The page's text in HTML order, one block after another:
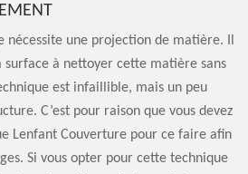
nécessite une projection de matière. Il
surface à nettoyer cette matière sans
est infaillible, mais un peu
C’est pour raison que vous devez
Lenfant Couverture pour ce faire afin
Si vous opter pour cette technique